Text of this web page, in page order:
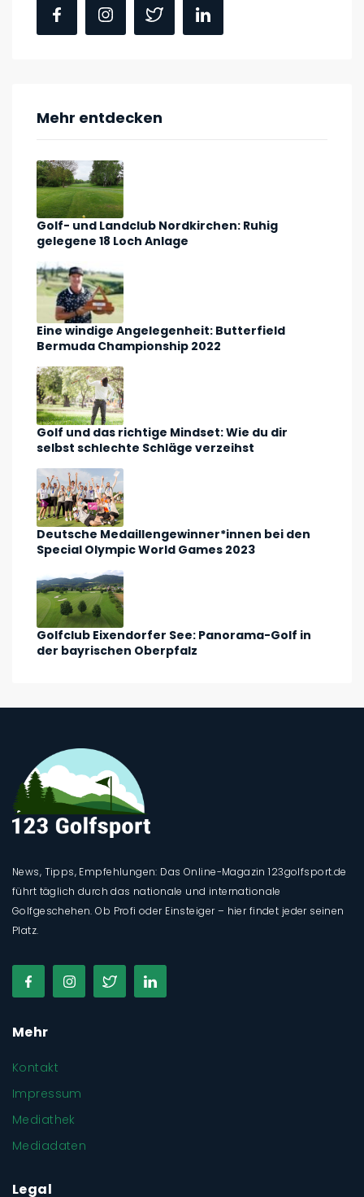
Mehr entdecken
Golf- und Landclub Nordkirchen: Ruhig
gelegene 18 Loch Anlage
Eine windige Angelegenheit: Butterfield
Bermuda Championship 2022
Golf und das richtige Mindset: Wie du dir
selbst schlechte Schläge verzeihst
Deutsche Medaillengewinner*innen bei den
Special Olympic World Games 2023
Golfclub Eixendorfer See: Panorama-Golf in
der bayrischen Oberpfalz
News, Tipps, Empfehlungen: Das Online-Magazin 123golfsport.de
führt täglich durch das nationale und internationale
Golfgeschehen. Ob Profi oder Einsteiger – hier findet jeder seinen
Platz.
Mehr
Kontakt
Impressum
Mediathek
Mediadaten
Legal